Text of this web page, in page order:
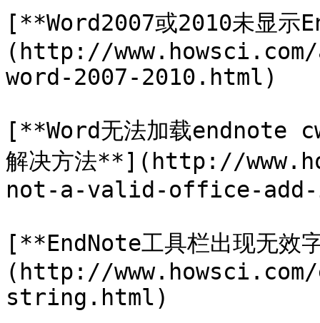
[**Word2007或2010未显示
(http://
word-2007-2010.html)
[**Word无法加载endnote
解决方法**](http://
not-a-valid-office-
[**EndNote工具栏出现无效
(http://